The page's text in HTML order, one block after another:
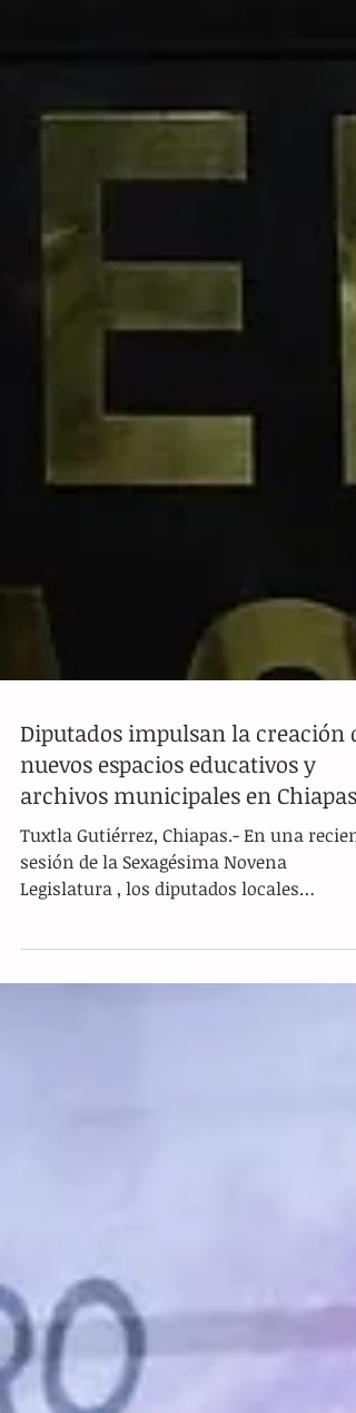
Diputados impulsan la creación
nuevos espacios educativos y
archivos municipales en Chiapas
Tuxtla Gutiérrez, Chiapas.- En una reciente
propuesta que busca cambiar la Ley de